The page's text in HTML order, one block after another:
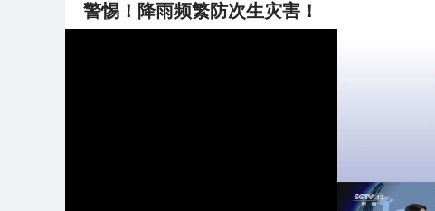
警惕！降雨频繁防次生灾害！